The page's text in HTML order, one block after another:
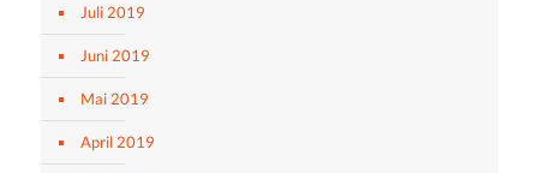
Juli 2019
Juni 2019
Mai 2019
April 2019